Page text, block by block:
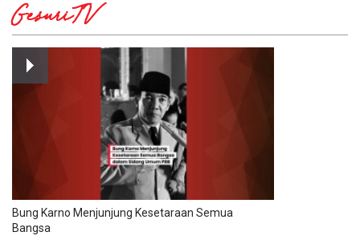
GesuriTV
Bung Karno Menjunjung Kesetaraan Semua
Bangsa